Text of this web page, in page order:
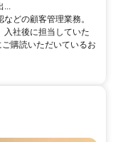
...
どの顧客管理業務。
入社後に担当していた
購読いただいているお